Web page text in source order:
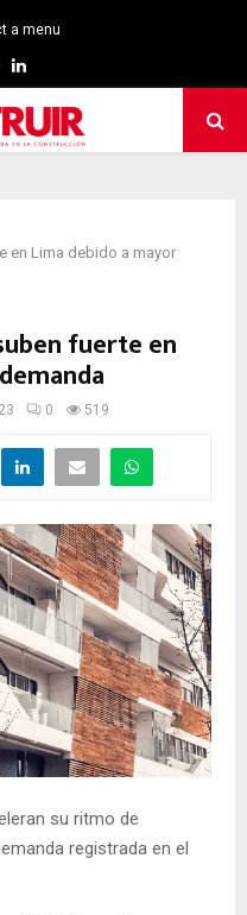
a menu
Linkedin
en Lima debido a mayor
fuerte en
0 519
su ritmo de
registrada en el